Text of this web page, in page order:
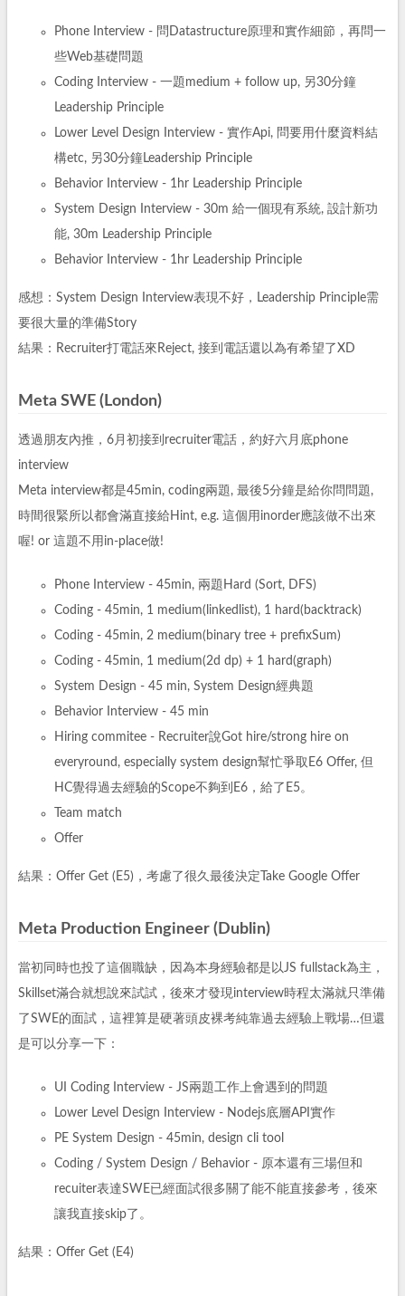
Phone Interview - 問Datastructure原理和實作細節，再問一
些Web基礎問題
Coding Interview - 一題medium + follow up, 另30分鐘
Leadership Principle
Lower Level Design Interview - 實作Api, 問要用什麼資料結
構etc, 另30分鐘Leadership Principle
Behavior Interview - 1hr Leadership Principle
System Design Interview - 30m 給一個現有系統, 設計新功
能, 30m Leadership Principle
Behavior Interview - 1hr Leadership Principle
感想：System Design Interview表現不好，Leadership Principle需
要很大量的準備Story
結果：Recruiter打電話來Reject, 接到電話還以為有希望了XD
Meta SWE (London)
透過朋友內推，6月初接到recruiter電話，約好六月底phone
interview
Meta interview都是45min, coding兩題, 最後5分鐘是給你問問題,
時間很緊所以都會滿直接給Hint, e.g. 這個用inorder應該做不出來
喔! or 這題不用in-place做!
Phone Interview - 45min, 兩題Hard (Sort, DFS)
Coding - 45min, 1 medium(linkedlist), 1 hard(backtrack)
Coding - 45min, 2 medium(binary tree + prefixSum)
Coding - 45min, 1 medium(2d dp) + 1 hard(graph)
System Design - 45 min, System Design經典題
Behavior Interview - 45 min
Hiring commitee - Recruiter說Got hire/strong hire on
everyround, especially system design幫忙爭取E6 Offer, 但
HC覺得過去經驗的Scope不夠到E6，給了E5。
Team match
Offer
結果：Offer Get (E5)，考慮了很久最後決定Take Google Offer
Meta Production Engineer (Dublin)
當初同時也投了這個職缺，因為本身經驗都是以JS fullstack為主，
Skillset滿合就想說來試試，後來才發現interview時程太滿就只準備
了SWE的面試，這裡算是硬著頭皮裸考純靠過去經驗上戰場…但還
是可以分享一下：
UI Coding Interview - JS兩題工作上會遇到的問題
Lower Level Design Interview - Nodejs底層API實作
PE System Design - 45min, design cli tool
Coding / System Design / Behavior - 原本還有三場但和
recuiter表達SWE已經面試很多關了能不能直接參考，後來
讓我直接skip了。
結果：Offer Get (E4)